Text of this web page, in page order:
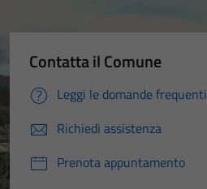
Contatta il Comune
Leggi le domande frequenti
Richiedi assistenza
Prenota appuntamento